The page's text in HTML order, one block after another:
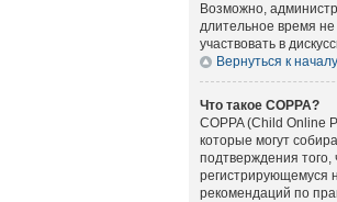
Возможно,
длительное время
участвовать в
Вернуться к началу
Что такое COPPA?
COPPA (Child Online
которые могут
подтверждения
регистрирующемуся
рекомендаций по